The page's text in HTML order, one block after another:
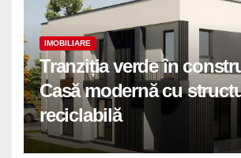
IMOBILIARE
Tranziția verde în
Casă modernă cu
reciclabilă